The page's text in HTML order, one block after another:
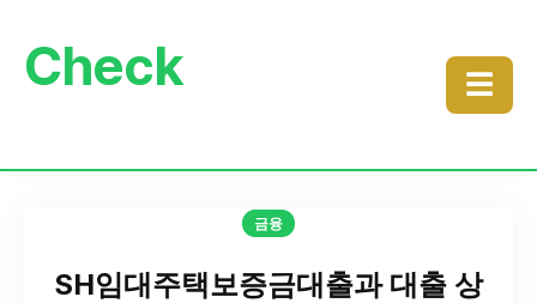
Check ☰
금융
SH임대주택보증금대출과 대출 상